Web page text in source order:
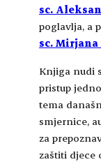
sc.
poglavlja, a
sc.
Knjiga nudi
pristup
tema
smjernice,
za
zaštiti djece